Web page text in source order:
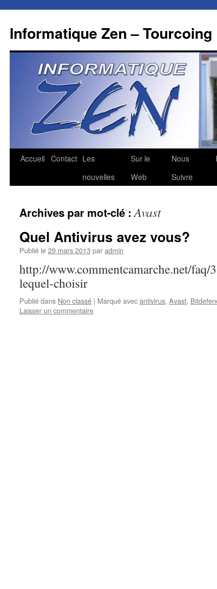
contenu
Informatique Zen – Tourcoing
Accueil Contact Les
nouvelles
Sur le
Web
Nous
Suivre
Archives par mot-clé :Avast
Quel Antivirus avez vous?
Publié le29 mars 2013 paradmin
http://www.commentcamarche.net/
lequel-choisir
Publié dans Non classé | Marqué avecantivirus, Avast,
Laisser un commentaire